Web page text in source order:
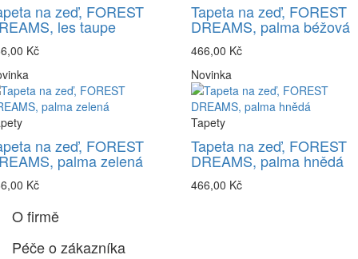
na zeď, FOREST
les taupe
Kč
Tapeta na zeď, FOREST
DREAMS, palma béžová
466,00 Kč
na zeď, FOREST
palma zelená
Kč
Novinka
Tapety
Tapeta na zeď, FOREST
DREAMS, palma hnědá
466,00 Kč
O firmě
Péče o zákazníka